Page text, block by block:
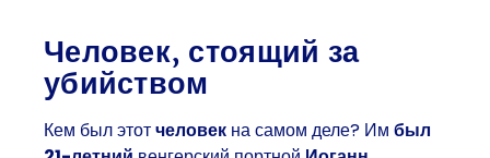
Человек, стоящий за
убийством
Кем был этотчеловек на самом деле? Им был